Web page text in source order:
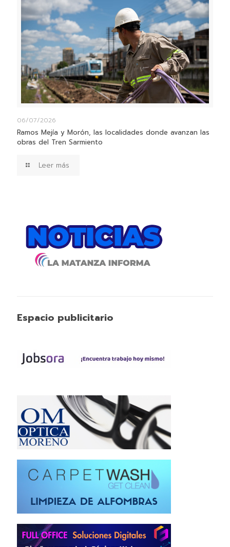
06/07/2026
Ramos Mejía y Morón, las localidades donde avanzan las
obras del Tren Sarmiento
Leer más
Espacio publicitario